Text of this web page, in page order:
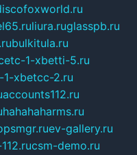
liura.ruglasspb.ru
bulkitula.ru
1-xbetti-5.ru
xbetcc-2.ru
accounts112.ru
hahahaharms.ru
ev-gallery.ru
csm-demo.ru